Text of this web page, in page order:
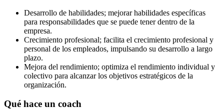
Desarrollo de habilidades; mejorar habilidades específicas
para responsabilidades que se puede tener dentro de la
empresa.
Crecimiento profesional; facilita el crecimiento profesional y
personal de los empleados, impulsando su desarrollo a largo
plazo.
Mejora del rendimiento; optimiza el rendimiento individual y
colectivo para alcanzar los objetivos estratégicos de la
organización.
Qué hace un coach